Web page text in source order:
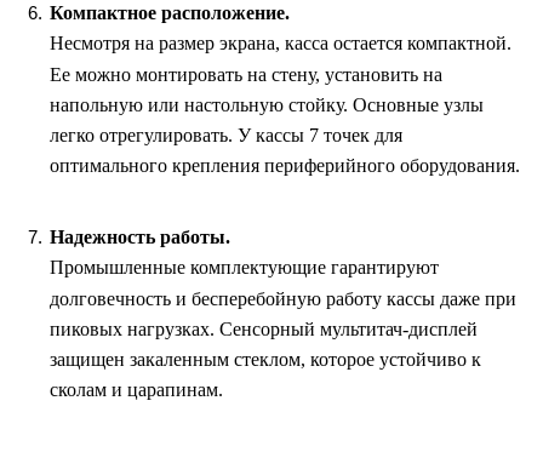
Компактное расположение.
Несмотря на размер экрана, касса остается компактной.
Ее можно монтировать на стену, установить на
напольную или настольную стойку. Основные узлы
легко отрегулировать. У кассы 7 точек для
оптимального крепления периферийного оборудования.
Надежность работы.
Промышленные комплектующие гарантируют
долговечность и бесперебойную работу кассы даже при
пиковых нагрузках. Сенсорный мультитач-дисплей
защищен закаленным стеклом, которое устойчиво к
сколам и царапинам.